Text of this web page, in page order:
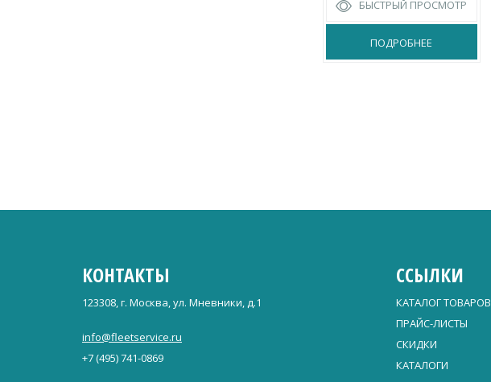
БЫСТРЫЙ ПРОСМОТР
ПОДРОБНЕЕ
КОНТАКТЫ
123308, г. Москва, ул. Мневники, д.1
info@fleetservice.ru
+7 (495) 741-0869
ССЫЛКИ
КАТАЛОГ ТОВАРОВ
ПРАЙС-ЛИСТЫ
СКИДКИ
КАТАЛОГИ